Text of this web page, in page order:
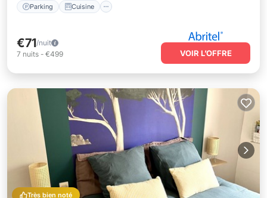
Parking Cuisine
€71/nuit
7 nuits - €499 VOIR L’OFFRE
Très bien noté